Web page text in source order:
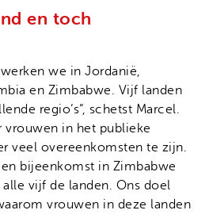
en toch
we in Jordanië,
en Zimbabwe. Vijf landen
regio’s”, schetst Marcel.
vrouwen in het publieke
veel overeenkomsten te zijn.
bijeenkomst in Zimbabwe
vijf de landen. Ons doel
vrouwen in deze landen